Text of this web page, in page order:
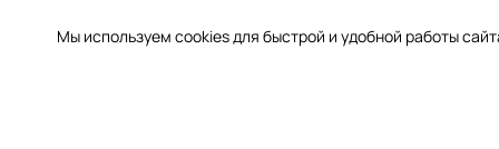
Мы используем cookies для быстрой и удобной работы